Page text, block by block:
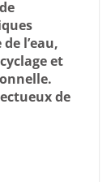
l’eau,
et
de